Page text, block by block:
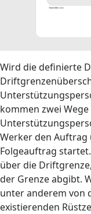
Wird die definierte
kommen zwei
Werker den
Folgeauftrag
über die
der Grenze abgibt.
unter anderem von
existierenden